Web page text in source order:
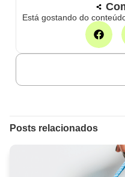
Está gostando do
Posts relacionados